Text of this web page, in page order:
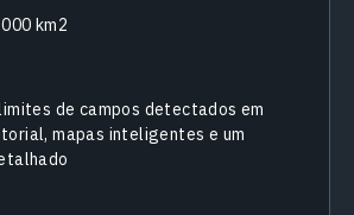
km2
de campos detectados em
mapas inteligentes e um